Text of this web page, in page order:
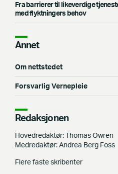
Fra barrierer til likeverdige
med flyktningers behov
Annet
Om nettstedet
Forsvarlig Vernepleie
Redaksjonen
Hovedredaktør: Thomas Owren
Medredaktør: Andrea Berg Foss
Flere faste skribenter